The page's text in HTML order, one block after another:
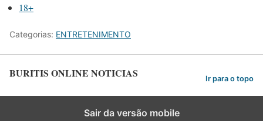
18+
Categorias: ENTRETENIMENTO
BURITIS ONLINE NOTICIAS Ir para o topo
Sair da versão mobile